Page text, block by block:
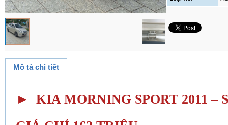
Mô tả chi tiết
► KIA MORNING SPORT 2011 –